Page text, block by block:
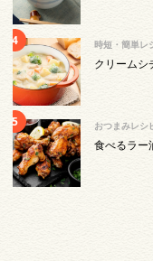
時短・簡単レ
クリームシ
おつまみレシ
食べるラー